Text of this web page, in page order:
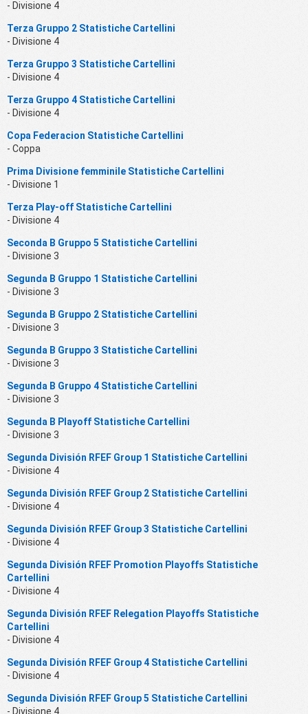
- Divisione 4
Terza Gruppo 2 Statistiche Cartellini
- Divisione 4
Terza Gruppo 3 Statistiche Cartellini
- Divisione 4
Terza Gruppo 4 Statistiche Cartellini
- Divisione 4
Copa Federacion Statistiche Cartellini
- Coppa
Prima Divisione femminile Statistiche Cartellini
- Divisione 1
Terza Play-off Statistiche Cartellini
- Divisione 4
Seconda B Gruppo 5 Statistiche Cartellini
- Divisione 3
Segunda B Gruppo 1 Statistiche Cartellini
- Divisione 3
Segunda B Gruppo 2 Statistiche Cartellini
- Divisione 3
Segunda B Gruppo 3 Statistiche Cartellini
- Divisione 3
Segunda B Gruppo 4 Statistiche Cartellini
- Divisione 3
Segunda B Playoff Statistiche Cartellini
- Divisione 3
Segunda División RFEF Group 1 Statistiche Cartellini
- Divisione 4
Segunda División RFEF Group 2 Statistiche Cartellini
- Divisione 4
Segunda División RFEF Group 3 Statistiche Cartellini
- Divisione 4
Segunda División RFEF Promotion Playoffs Statistiche
Cartellini
- Divisione 4
Segunda División RFEF Relegation Playoffs Statistiche
Cartellini
- Divisione 4
Segunda División RFEF Group 4 Statistiche Cartellini
- Divisione 4
Segunda División RFEF Group 5 Statistiche Cartellini
- Divisione 4